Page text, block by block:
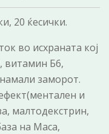
20 ќесички.
во исхраната кој
витамин Б6,
заморот.
и
малтодекстрин,
на Maca,